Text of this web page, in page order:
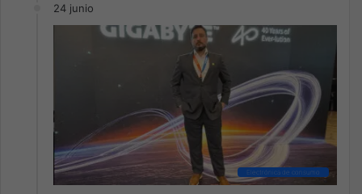
24 junio
Electrónica de consumo